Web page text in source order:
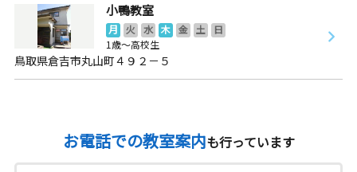
小鴨教室
月 火 水 木 金 土
日
1歳～高校生
鳥取県倉吉市丸山町４９２－５
お電話での教室案内も行っています